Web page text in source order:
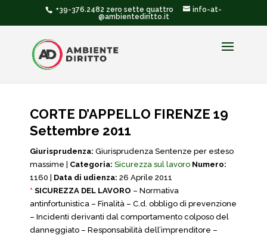
+39-376.2482 zero sette quattro
info-at-
@ambientediritto.it
CORTE D’APPELLO FIRENZE 19
Settembre 2011
Giurisprudenza: Giurisprudenza Sentenze per esteso
massime | Categoria: Sicurezza sul lavoro Numero:
1160 | Data di udienza: 26 Aprile 2011
* SICUREZZA DEL LAVORO – Normativa
antinfortunistica – Finalità – C.d. obbligo di prevenzione
– Incidenti derivanti dal comportamento colposo del
danneggiato – Responsabilità dell’imprenditore –